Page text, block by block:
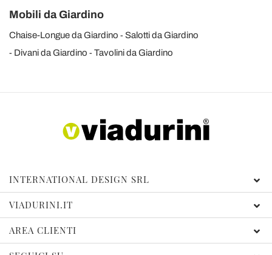
Mobili da Giardino
Chaise-Longue da Giardino
Salotti da Giardino
Divani da Giardino
Tavolini da Giardino
INTERNATIONAL DESIGN SRL
VIADURINI.IT
AREA CLIENTI